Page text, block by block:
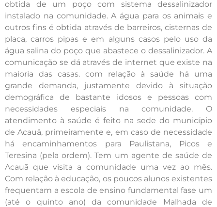
obtida de um poço com sistema dessalinizador
instalado na comunidade. A água para os animais e
outros fins é obtida através de barreiros, cisternas de
placa, carros pipas e em alguns casos pelo uso da
água salina do poço que abastece o dessalinizador. A
comunicação se dá através de internet que existe na
maioria das casas. com relação à saúde há uma
grande demanda, justamente devido à situação
demográfica de bastante idosos e pessoas com
necessidades especiais na comunidade. O
atendimento à saúde é feito na sede do município
de Acauã, primeiramente e, em caso de necessidade
há encaminhamentos para Paulistana, Picos e
Teresina (pela ordem). Tem um agente de saúde de
Acauã que visita a comunidade uma vez ao mês.
Com relação à educação, os poucos alunos existentes
frequentam a escola de ensino fundamental fase um
(até o quinto ano) da comunidade Malhada de